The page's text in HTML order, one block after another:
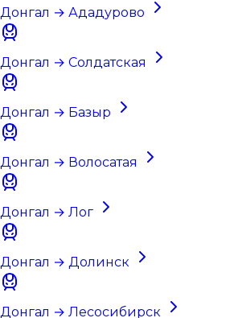
Донгал → Ададурово
Донгал → Солдатская
Донгал → Базыр
Донгал → Волосатая
Донгал → Лог
Донгал → Долинск
Донгал → Лесосибирск